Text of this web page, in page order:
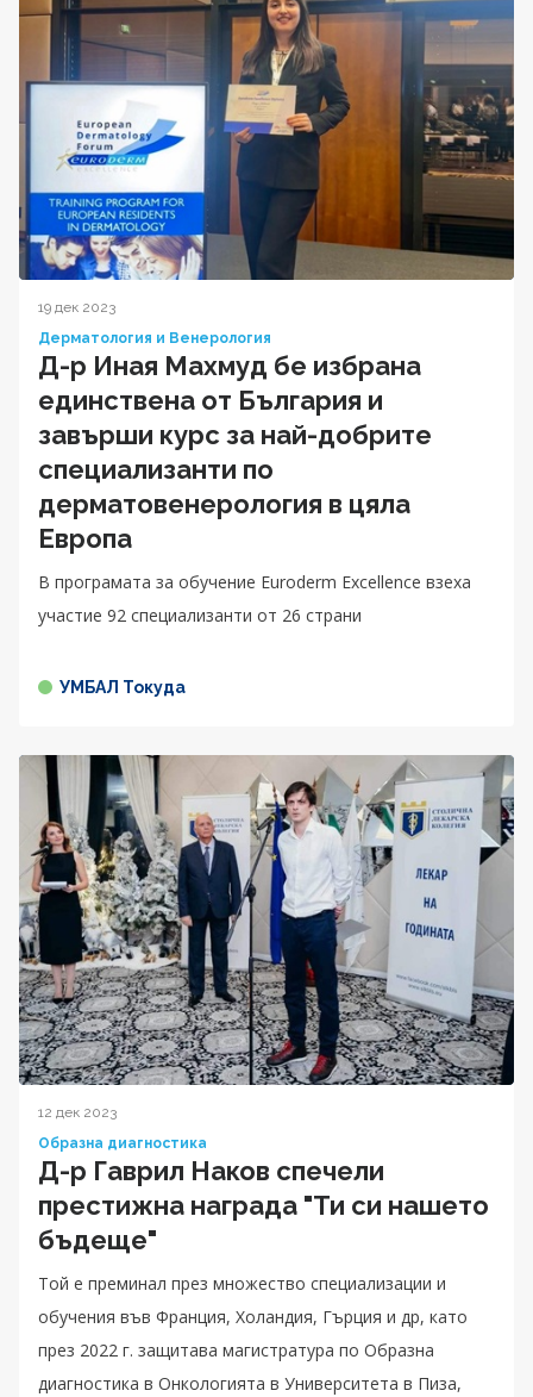
19 дек 2023
Дерматология и Венерология
Д-р Иная Махмуд бе избрана
единствена от България и
завърши курс за най-добрите
специализанти по
дерматовенерология в цяла
Европа
В програмата за обучение Euroderm Excellence взеха
участие 92 специализанти от 26 страни
УМБАЛ Токуда
12 дек 2023
Образна диагностика
Д-р Гаврил Наков спечели
престижна награда "Ти си нашето
бъдеще"
Той е преминал през множество специализации и
обучения във Франция, Холандия, Гърция и др, като
през 2022 г. защитава магистратура по Образна
диагностика в Онкологията в Университета в Пиза,